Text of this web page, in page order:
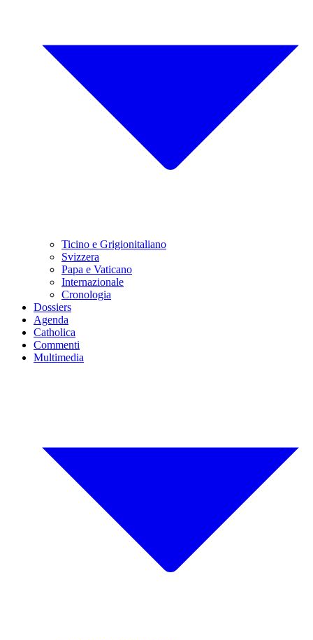
Ticino e Grigionitaliano
Svizzera
Papa e Vaticano
Internazionale
Cronologia
Dossiers
Agenda
Catholica
Commenti
Multimedia